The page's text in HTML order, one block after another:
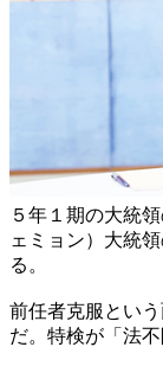
５年１期の大統
ェミョン）大統
る。
前任者克服とい
だ。特検が「法